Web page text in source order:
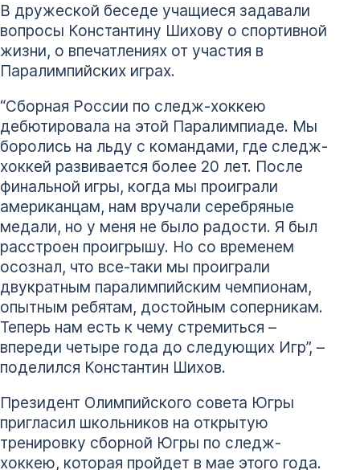
В дружеской беседе учащиеся задавали
вопросы Константину Шихову о спортивной
жизни, о впечатлениях от участия в
Паралимпийских играх.
“Сборная России по следж-хоккею
дебютировала на этой Паралимпиаде. Мы
боролись на льду с командами, где следж-
хоккей развивается более 20 лет. После
финальной игры, когда мы проиграли
американцам, нам вручали серебряные
медали, но у меня не было радости. Я был
расстроен проигрышу. Но со временем
осознал, что все-таки мы проиграли
двукратным паралимпийским чемпионам,
опытным ребятам, достойным соперникам.
Теперь нам есть к чему стремиться –
впереди четыре года до следующих Игр”, –
поделился Константин Шихов.
Президент Олимпийского совета Югры
пригласил школьников на открытую
тренировку сборной Югры по следж-
хоккею, которая пройдет в мае этого года.